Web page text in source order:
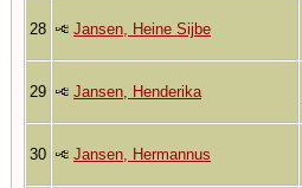
28 Jansen, Heine Sijbe
29 Jansen, Henderika
30 Jansen, Hermannus